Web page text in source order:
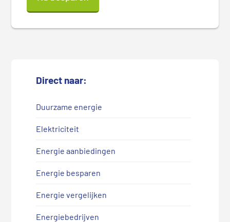
Direct naar:
Duurzame energie
Elektriciteit
Energie aanbiedingen
Energie besparen
Energie vergelijken
Energiebedrijven